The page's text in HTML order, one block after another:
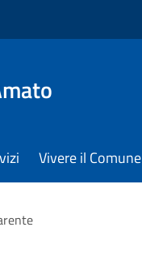
Vivere il Comune